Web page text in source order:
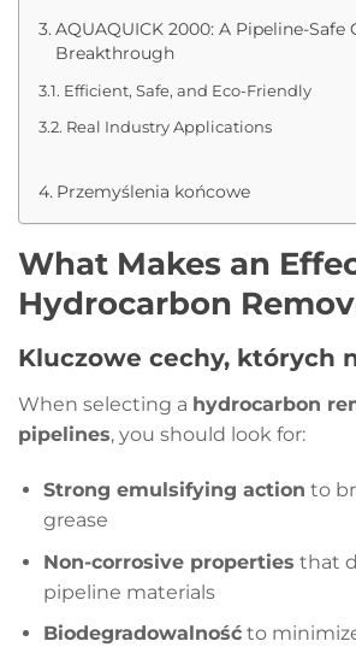
AQUAQUICK 2000: A Pipeline-Safe
Breakthrough
Efficient, Safe, and Eco-Friendly
Real Industry Applications
Przemyślenia końcowe
What Makes an
Hydrocarbon
Kluczowe cechy, których
When selecting a hydrocarbon
pipelines, you should look for:
Strong emulsifying action to
grease
Non-corrosive properties that
pipeline materials
Biodegradowalnośćto